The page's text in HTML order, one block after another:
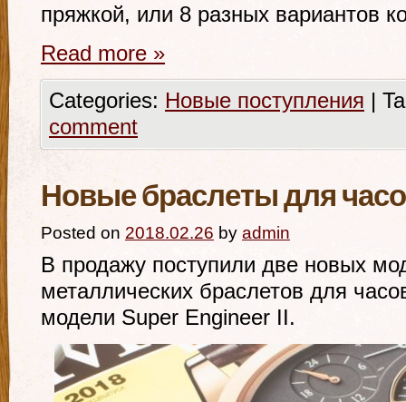
пряжкой, или 8 разных вариантов
Read more »
Categories: Новые поступления |
comment
Новые браслеты для
Posted on 2018.02.26 by admin
В продажу поступили две новых
металлических браслетов для
модели Super Engineer II.